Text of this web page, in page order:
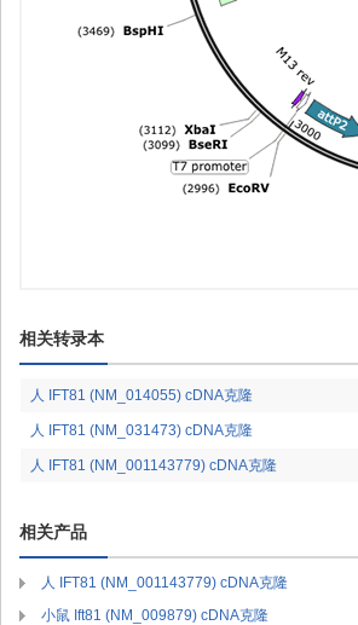
相关转录本
人 IFT81 (NM_014055) cDNA克隆
人 IFT81 (NM_031473) cDNA克隆
人 IFT81 (NM_001143779) cDNA克隆
相关产品
人 IFT81 (NM_001143779) cDNA克隆
小鼠 Ift81 (NM_009879) cDNA克隆